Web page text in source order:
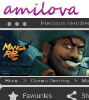
Amilova
Already 134393
Home > Comics Directory >
Favourites